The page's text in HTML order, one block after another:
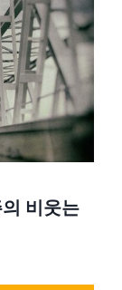
비웃는